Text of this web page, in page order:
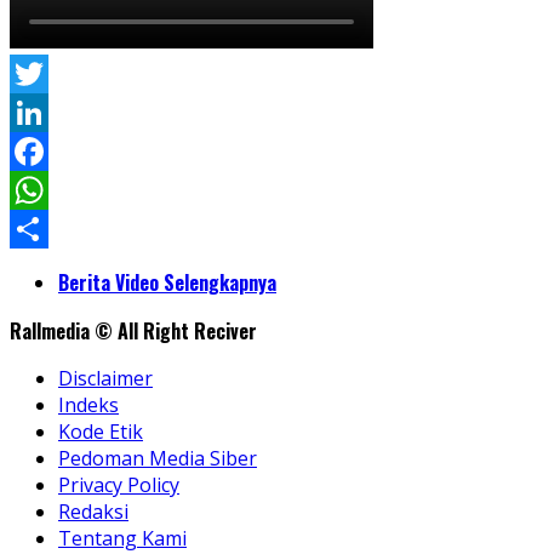
Twitter
LinkedIn
Facebook
WhatsApp
ShareBerita Video Selengkapnya
Rallmedia © All Right Reciver
Disclaimer
Indeks
Kode Etik
Pedoman Media Siber
Privacy Policy
Redaksi
Tentang Kami